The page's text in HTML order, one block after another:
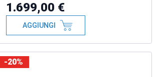
1.699,00 €
AGGIUNGI
-20%